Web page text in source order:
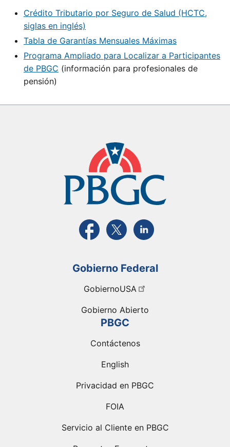
Crédito Tributario por Seguro de Salud (HCTC,
siglas en inglés)
Tabla de Garantías Mensuales Máximas
Programa Ampliado para Localizar a Participantes
de PBGC (información para profesionales de
pensión)
Visite la página FaceBook de PBGC
Visite la página de X de PBGC
Visite la página de
Gobierno Federal
GobiernoUSA
Gobierno Abierto
PBGC
Contáctenos
English
Privacidad en PBGC
FOIA
Servicio al Cliente en PBGC